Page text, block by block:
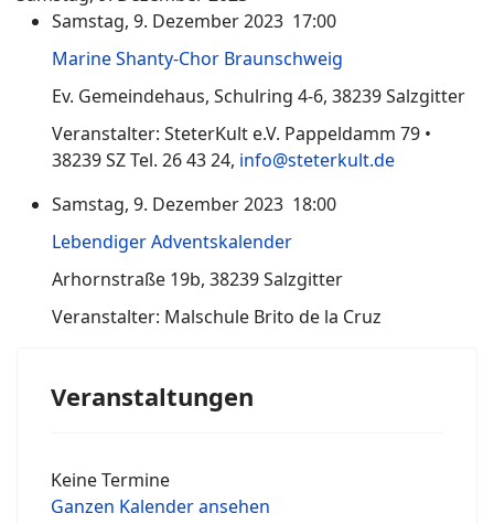
Samstag, 9. Dezember 2023 17:00
Marine Shanty-Chor Braunschweig
Ev. Gemeindehaus, Schulring 4-6, 38239 Salzgitter
Veranstalter: SteterKult e.V. Pappeldamm 79 •
38239 SZ Tel. 26 43 24, info@steterkult.de
Samstag, 9. Dezember 2023 18:00
Lebendiger Adventskalender
Arhornstraße 19b, 38239 Salzgitter
Veranstalter: Malschule Brito de la Cruz
Veranstaltungen
Keine Termine
Ganzen Kalender ansehen